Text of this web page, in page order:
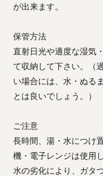
が出来ます。
保管方法
直射日光や適度な湿気
て収納して下さい。（
い場合には、水・ぬる
とは良いでしょう。）
ご注意
長時間、湯・水につけ
機・電子レンジは使用
水の劣化により、ガタ